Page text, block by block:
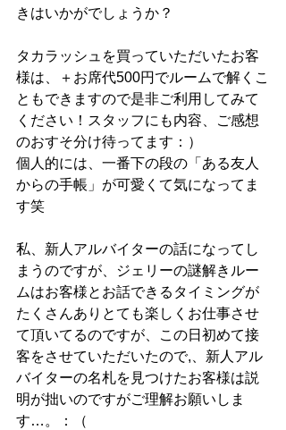
きはいかがでしょうか？
タカラッシュを買っていただいたお客
様は、＋お席代500円でルームで解くこ
ともできますので是非ご利用してみて
ください！スタッフにも内容、ご感想
のおすそ分け待ってます：）
個人的には、一番下の段の「ある友人
からの手帳」が可愛くて気になってま
す笑
私、新人アルバイターの話になってし
まうのですが、ジェリーの謎解きルー
ムはお客様とお話できるタイミングが
たくさんありとても楽しくお仕事させ
て頂いてるのですが、この日初めて接
客をさせていただいたので,、新人アル
バイターの名札を見つけたお客様は説
明が拙いのですがご理解お願いしま
す…。：（